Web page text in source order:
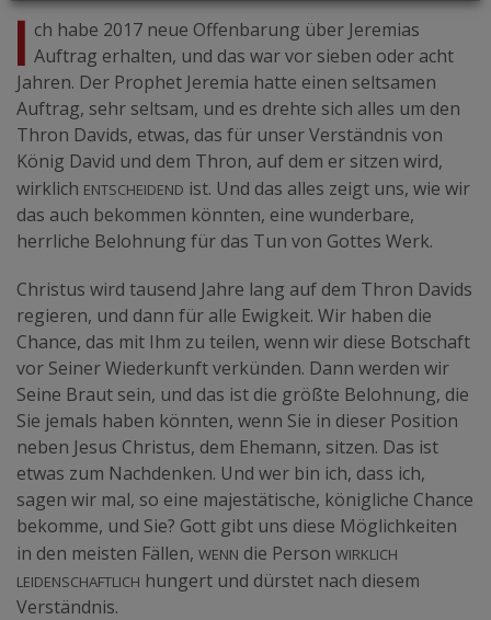
I ch habe 2017 neue Offenbarung über Jeremias
Auftrag erhalten, und das war vor sieben oder acht
Jahren. Der Prophet Jeremia hatte einen seltsamen
Auftrag, sehr seltsam, und es drehte sich alles um den
Thron Davids, etwas, das für unser Verständnis von
König David und dem Thron, auf dem er sitzen wird,
wirklich entscheidend ist. Und das alles zeigt uns, wie wir
das auch bekommen könnten, eine wunderbare,
herrliche Belohnung für das Tun von Gottes Werk.
Christus wird tausend Jahre lang auf dem Thron Davids
regieren, und dann für alle Ewigkeit. Wir haben die
Chance, das mit Ihm zu teilen, wenn wir diese Botschaft
vor Seiner Wiederkunft verkünden. Dann werden wir
Seine Braut sein, und das ist die größte Belohnung, die
Sie jemals haben könnten, wenn Sie in dieser Position
neben Jesus Christus, dem Ehemann, sitzen. Das ist
etwas zum Nachdenken. Und wer bin ich, dass ich,
sagen wir mal, so eine majestätische, königliche Chance
bekomme, und Sie? Gott gibt uns diese Möglichkeiten
in den meisten Fällen, wenn die Person wirklich
leidenschaftlich hungert und dürstet nach diesem
Verständnis.